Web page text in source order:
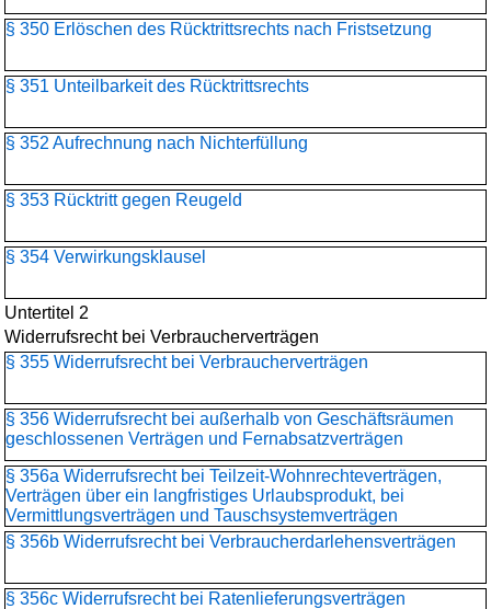
§ 350 Erlöschen des Rücktrittsrechts nach Fristsetzung
§ 351 Unteilbarkeit des Rücktrittsrechts
§ 352 Aufrechnung nach Nichterfüllung
§ 353 Rücktritt gegen Reugeld
§ 354 Verwirkungsklausel
Untertitel 2
Widerrufsrecht bei Verbraucherverträgen
§ 355 Widerrufsrecht bei Verbraucherverträgen
§ 356 Widerrufsrecht bei außerhalb von Geschäftsräumen
geschlossenen Verträgen und Fernabsatzverträgen
§ 356a Widerrufsrecht bei Teilzeit-Wohnrechteverträgen,
Verträgen über ein langfristiges Urlaubsprodukt, bei
Vermittlungsverträgen und Tauschsystemverträgen
§ 356b Widerrufsrecht bei Verbraucherdarlehensverträgen
§ 356c Widerrufsrecht bei Ratenlieferungsverträgen